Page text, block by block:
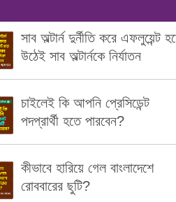
সাব অল্টার্ন দুর্নীতি করে এফলুয়েন্ট
উঠেই সাব অল্টার্নকে নির্যাতন
চাইলেই কি আপনি প্রেসিডেন্ট
পদপ্রার্থী হতে পারবেন?
কীভাবে হারিয়ে গেল বাংলাদেশে
রোববারের ছুটি?